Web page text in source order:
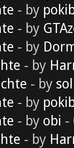
- by
- by
- by
- by
- by
- by
- by obi -
- by